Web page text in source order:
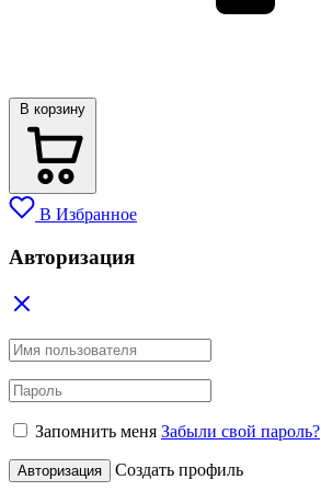
В корзину
В Избранное
Авторизация
Запомнить меня Забыли свой пароль?
Авторизация Создать профиль